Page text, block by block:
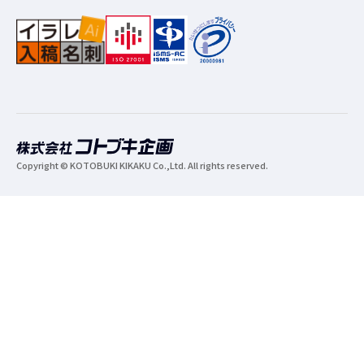
Copyright © KOTOBUKI KIKAKU Co.,Ltd. All rights reserved.